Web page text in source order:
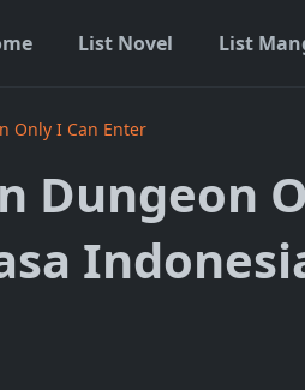
List Novel List
Only I Can Enter
Dungeon